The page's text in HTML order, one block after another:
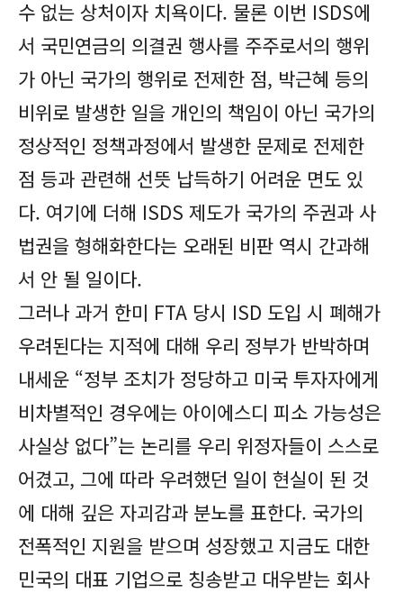
수 없는 상처이자 치욕이다. 물론 이번 ISDS에
서 국민연금의 의결권 행사를 주주로서의 행위
가 아닌 국가의 행위로 전제한 점, 박근혜 등의
비위로 발생한 일을 개인의 책임이 아닌 국가의
정상적인 정책과정에서 발생한 문제로 전제한
점 등과 관련해 선뜻 납득하기 어려운 면도 있
다. 여기에 더해 ISDS 제도가 국가의 주권과 사
법권을 형해화한다는 오래된 비판 역시 간과해
서 안 될 일이다.
그러나 과거 한미 FTA 당시 ISD 도입 시 폐해가
우려된다는 지적에 대해 우리 정부가 반박하며
내세운 “정부 조치가 정당하고 미국 투자자에게
비차별적인 경우에는 아이에스디 피소 가능성은
사실상 없다”는 논리를 우리 위정자들이 스스로
어겼고, 그에 따라 우려했던 일이 현실이 된 것
에 대해 깊은 자괴감과 분노를 표한다. 국가의
전폭적인 지원을 받으며 성장했고 지금도 대한
민국의 대표 기업으로 칭송받고 대우받는 회사